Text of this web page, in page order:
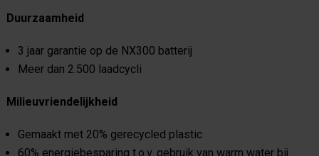
Duurzaamheid
3 jaar garantie op de NX300 batterij
Meer dan 2.500 laadcycli
Milieuvriendelijkheid
Gemaakt met 20% gerecycled plastic
60% energiebesparing t.o.v. gebruik van warm water bij